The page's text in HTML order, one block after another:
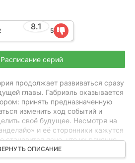
8.1 5
Расписание серий
продолжает развиваться сразу
главы. Габриэль оказывается
принять предназначенную
изменить ход событий и
своё будущее. Несмотря на
и её сторонники кажутся
ясно, что их влияние
истинные цели остаются
приводит героев к новым
ОПИСАНИЕ